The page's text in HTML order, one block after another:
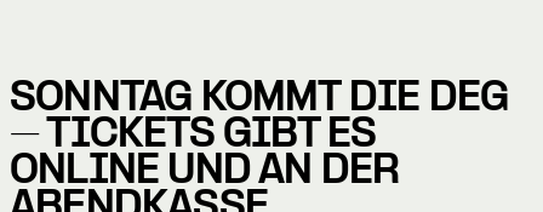
SONNTAG KOMMT DIE DEG
– TICKETS GIBT ES
ONLINE UND AN DER